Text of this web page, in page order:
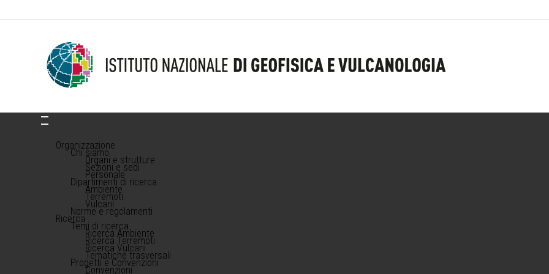
Organizzazione
Chi siamo
Organi e strutture
Sezioni e sedi
Personale
Dipartimenti di ricerca
Ambiente
Terremoti
Vulcani
Norme e regolamenti
Ricerca
Temi di ricerca
Ricerca Ambiente
Ricerca Terremoti
Ricerca Vulcani
Tematiche trasversali
Progetti e Convenzioni
Convenzioni